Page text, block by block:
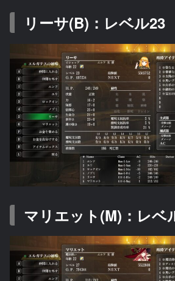
リーサ(B)：レベル23
マリエット(M)：レベ